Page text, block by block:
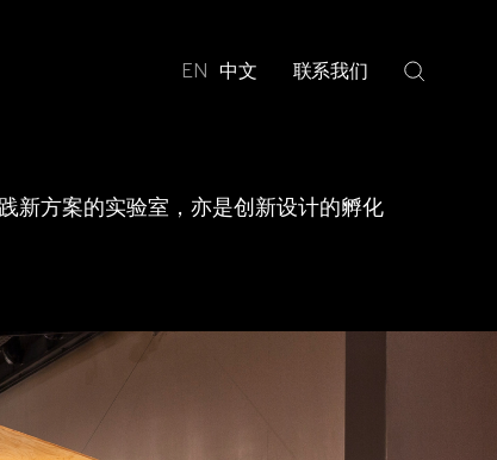
EN 中文 联系我们
新方案的实验室，亦是创新设计的孵化